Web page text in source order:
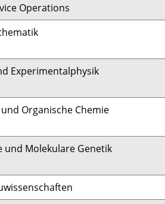
Operations
Experimentalphysik
Organische Chemie
und Molekulare Genetik